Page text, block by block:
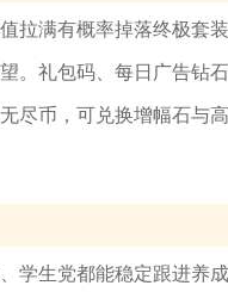
拉满有概率掉落终极套
。礼包码、每日广告钻
尽币，可兑换增幅石与
学生党都能稳定跟进养